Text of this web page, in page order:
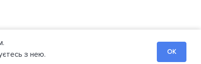
з нею. OK